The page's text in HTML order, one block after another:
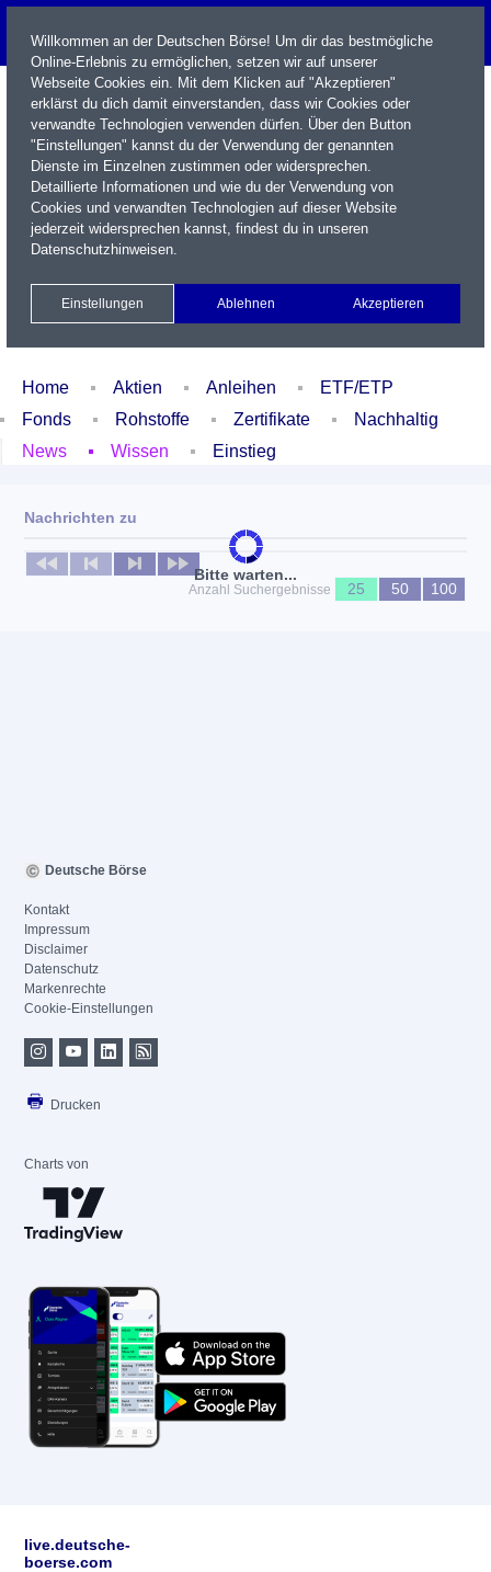
Name / WKN / ISIN / Kürzel
Xetra Realtime
Watchlist Portfolio Login
Home Aktien Anleihen
ETF/ETP
Fonds
Rohstoffe Zertifikate
Nachhaltig
News
Wissen Einstieg
Bitte warten...
Nachrichten zu
Keine News verfügbar
Anzahl Suchergebnisse
25 50 100
Willkommen an der Deutschen Börse! Um dir das bestmögliche
Online-Erlebnis zu ermöglichen, setzen wir auf unserer
Webseite Cookies ein. Mit dem Klicken auf "Akzeptieren"
erklärst du dich damit einverstanden, dass wir Cookies oder
verwandte Technologien verwenden dürfen. Über den Button
"Einstellungen" kannst du der Verwendung der genannten
Dienste im Einzelnen zustimmen oder widersprechen.
Detaillierte Informationen und wie du der Verwendung von
Cookies und verwandten Technologien auf dieser Website
jederzeit widersprechen kannst, findest du in unseren
Datenschutzhinweisen.
Einstellungen Ablehnen Akzeptieren
Deutsche Börse
Kontakt
Impressum
Disclaimer
Datenschutz
Markenrechte
Cookie-Einstellungen
Drucken
Charts von
live.deutsche-
boerse.com